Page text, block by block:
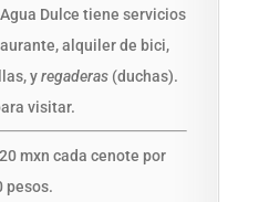
Dulce tiene servicios
alquiler de bici,
yregaderas (duchas).
visitar.
mxn cada cenote por
pesos.